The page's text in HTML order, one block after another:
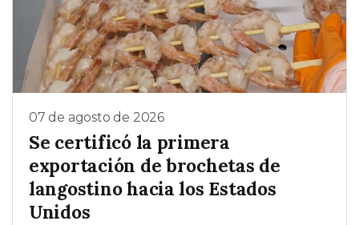
07 de agosto de 2026
Se certificó la primera
exportación de brochetas de
langostino hacia los Estados
Unidos